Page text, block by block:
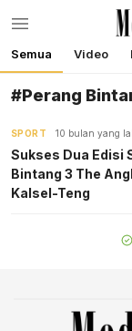
Semua Video
#Perang
SPORT 10 bulan yang
Sukses Dua Edisi
Bintang 3 The
Kalsel-Teng